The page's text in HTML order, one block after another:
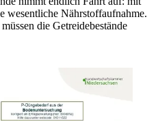
wesentliche Nährstoffaufnahme.
die Getreidebestände